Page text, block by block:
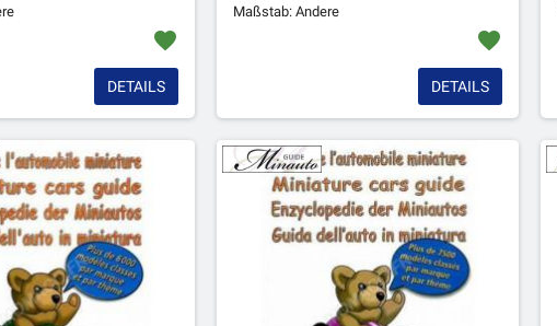
favorite
DETAILS
Maßstab: Andere
favorite
DETAILS